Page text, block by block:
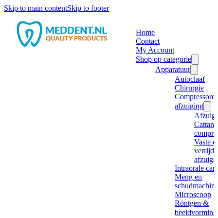
Skip to main contentSkip to footer
Home
Contact
My Account
Shop op categorie
Apparatuur
Autoclaaf
Chirurgie
afzuiging
Cattani
Vaste
Intraorale
Meng en
Microscoop
Röntgen &
beeldvorming